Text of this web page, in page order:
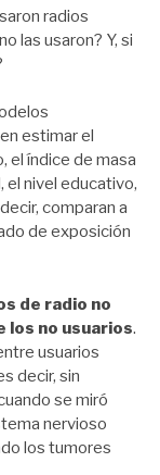
radios
las usaron? Y, si
estimar el
el índice de masa
el nivel educativo,
comparan a
de exposición
de radio no
los no usuarios.
usuarios
decir, sin
se miró
nervioso
los tumores